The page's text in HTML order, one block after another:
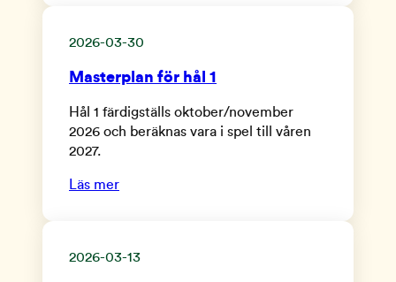
2026-03-30
Masterplan för hål 1
Hål 1 färdigställs oktober/november
2026 och beräknas vara i spel till våren
2027.
Läs mer
2026-03-13